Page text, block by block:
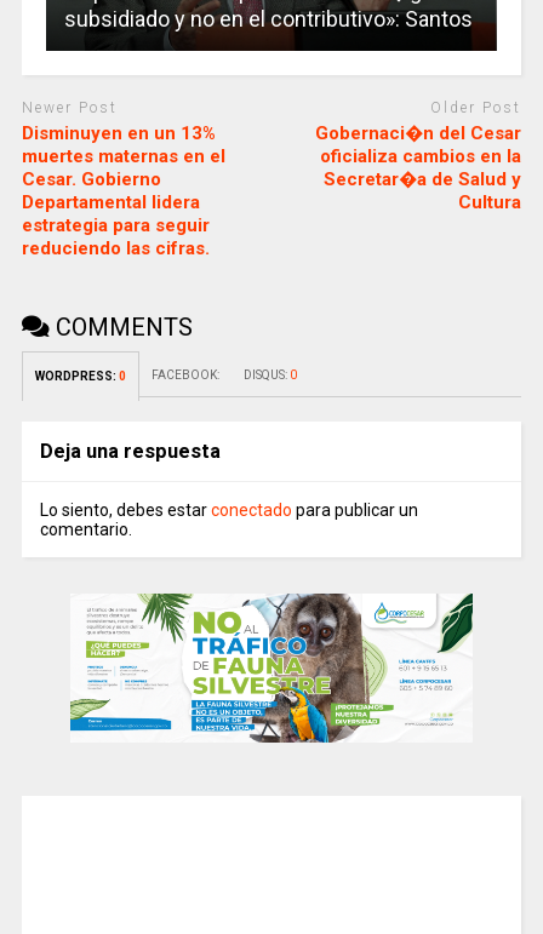
subsidiado y no en el contributivo»: Santos
Newer Post
Disminuyen en un 13%
muertes maternas en el
Cesar. Gobierno
Departamental lidera
estrategia para seguir
reduciendo las cifras.
Older Post
Gobernaci�n del Cesar
oficializa cambios en la
Secretar�a de Salud y
Cultura
COMMENTS
WORDPRESS: 0 FACEBOOK: DISQUS: 0
Deja una respuesta
Lo siento, debes estarconectado para publicar un
comentario.